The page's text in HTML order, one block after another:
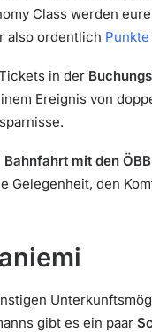
Class werden
also ordentlich Punkte
in der
Ereignis von
Bahnfahrt mit den ÖBB
Gelegenheit, den
gibt es ein paar